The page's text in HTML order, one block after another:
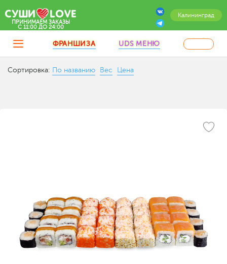
Калининград
ПРИНИМАЕМ ЗАКАЗЫ
C 11:00 ДО 24:00
ФРАНШИЗА UDS МЕНЮ
Сортировка: По названию Вес Цена